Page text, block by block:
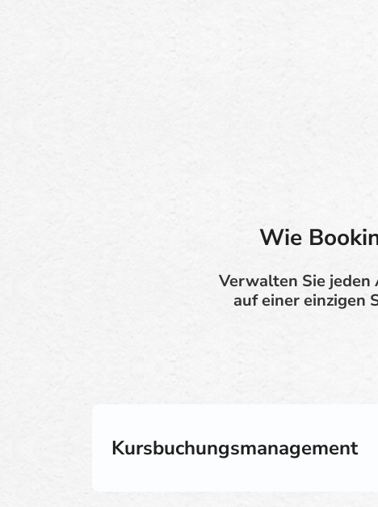
Wie
Verwalten Sie jeden
auf einer einzigen
Kursbuchungsmanagement